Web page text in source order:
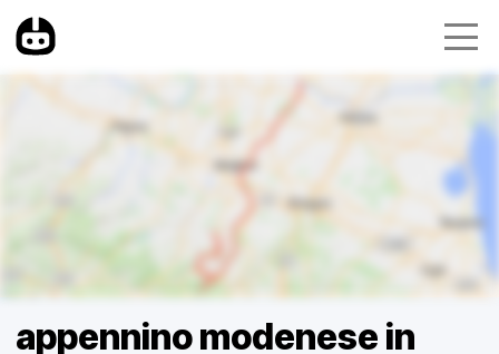
appennino modenese in